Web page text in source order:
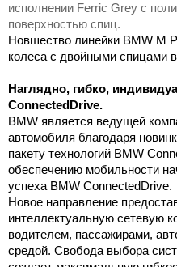
исполнении Ferric Grey с
поверхностью спиц.
Новшество линейки BMW
колеса с двойными спицами
Наглядно, гибко,
ConnectedDrive.
BMW является ведущей
автомобиля благодаря
пакету технологий BMW
обеспечению мобильности
успеха BMW ConnectedDrive.
Новое направление
интеллектуальную сетевую
водителем, пассажирами,
средой. Свобода выбора